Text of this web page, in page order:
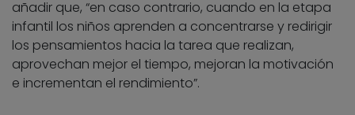
añadir que, “en caso contrario, cuando en la etapa
infantil los niños aprenden a concentrarse y redirigir
los pensamientos hacia la tarea que realizan,
aprovechan mejor el tiempo, mejoran la motivación
e incrementan el rendimiento”.